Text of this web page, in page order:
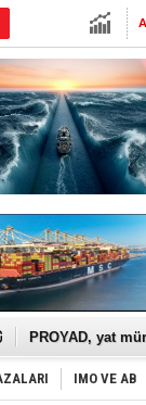
İTU AUV,
PROYAD, yat
Türkiye-Irak
Türk Armatöre
Deniz turizminde
IMO VE AB